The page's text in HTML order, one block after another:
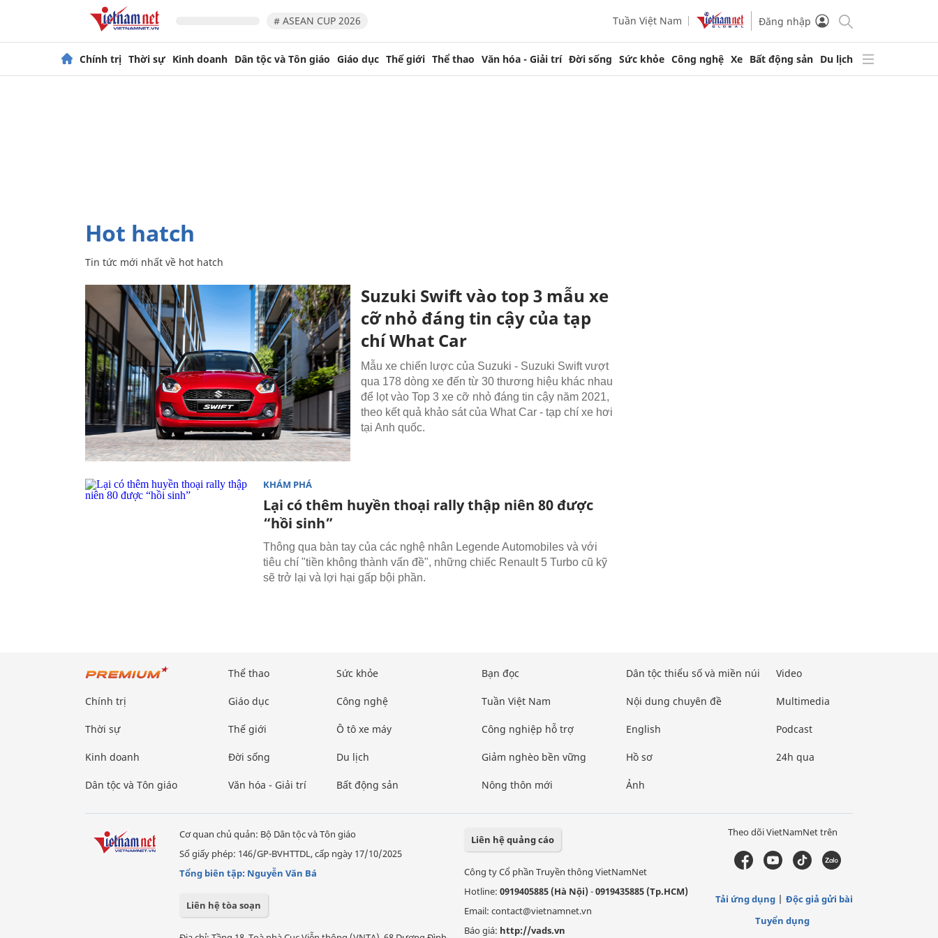
# ASEAN CUP 2026 Tuần Việt Nam Đăng nhập
Chính trị Thời sự Kinh doanh Dân tộc và Tôn giáo Giáo dục Thế giới Thể thao Văn hóa - Giải trí Đời sống Sức khỏe Công nghệ Xe Bất động sản Du lịch
hot hatch
Tin tức mới nhất về hot hatch
Suzuki Swift vào top 3 mẫu xe
cỡ nhỏ đáng tin cậy của tạp
chí What Car
Mẫu xe chiến lược của Suzuki - Suzuki Swift vượt
qua 178 dòng xe đến từ 30 thương hiệu khác nhau
để lọt vào Top 3 xe cỡ nhỏ đáng tin cậy năm 2021,
theo kết quả khảo sát của What Car - tạp chí xe hơi
tại Anh quốc.
KHÁM PHÁ
Lại có thêm huyền thoại rally thập niên 80 được
“hồi sinh”
Thông qua bàn tay của các nghệ nhân Legende Automobiles và với
tiêu chí "tiền không thành vấn đề", những chiếc Renault 5 Turbo cũ kỹ
sẽ trở lại và lợi hại gấp bội phần.
Chính trị
Thời sự
Kinh doanh
Dân tộc và Tôn giáo
Thể thao
Giáo dục
Thế giới
Đời sống
Văn hóa - Giải trí
Sức khỏe
Công nghệ
Ô tô xe máy
Du lịch
Bất động sản
Bạn đọc
Tuần Việt Nam
Công nghiệp hỗ trợ
Giảm nghèo bền vững
Nông thôn mới
Dân tộc thiểu số và miền núi
Nội dung chuyên đề
English
Hồ sơ
Ảnh
Video
Multimedia
Podcast
24h qua
Cơ quan chủ quản: Bộ Dân tộc và Tôn giáo
Số giấy phép: 146/GP-BVHTTDL, cấp ngày 17/10/2025
Tổng biên tập: Nguyễn Văn Bá
Liên hệ tòa soạn
Liên hệ quảng cáo
Công ty Cổ phần Truyền thông VietNamNet
Hotline: 0919405885 (Hà Nội)-0919435885 (Tp.HCM)
Email: contact@vietnamnet.vn
Báo giá: http://vads.vn
Theo dõi VietNamNet trên
Tải ứng dụng
Độc giả gửi bài
Tuyển dụng